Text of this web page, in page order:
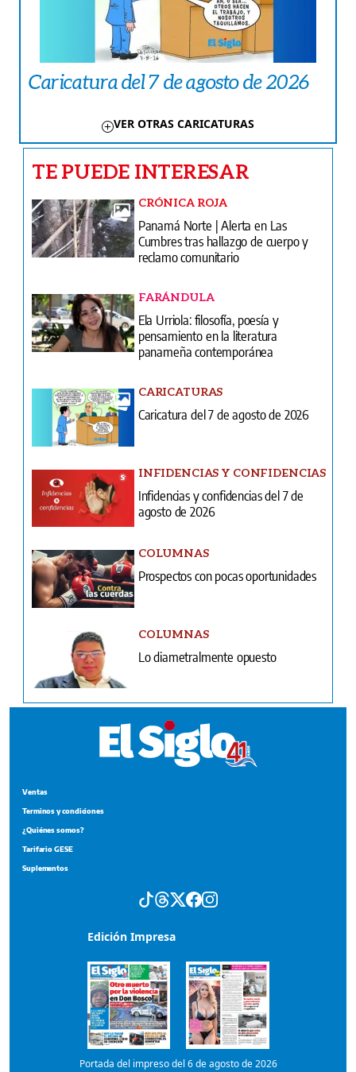
Caricatura del 7 de agosto de 2026
VER OTRAS CARICATURAS
TE PUEDE INTERESAR
CRÓNICA ROJA
Panamá Norte | Alerta en Las
Cumbres tras hallazgo de cuerpo y
reclamo comunitario
FARÁNDULA
Ela Urriola: filosofía, poesía y
pensamiento en la literatura
panameña contemporánea
CARICATURAS
Caricatura del 7 de agosto de 2026
INFIDENCIAS Y CONFIDENCIAS
Infidencias y confidencias del 7 de
agosto de 2026
COLUMNAS
Prospectos con pocas oportunidades
COLUMNAS
Lo diametralmente opuesto
Ventas
Terminos y condiciones
¿Quiénes somos?
Tarifario GESE
Suplementos
Edición Impresa
Portada del impreso del 6 de agosto de 2026